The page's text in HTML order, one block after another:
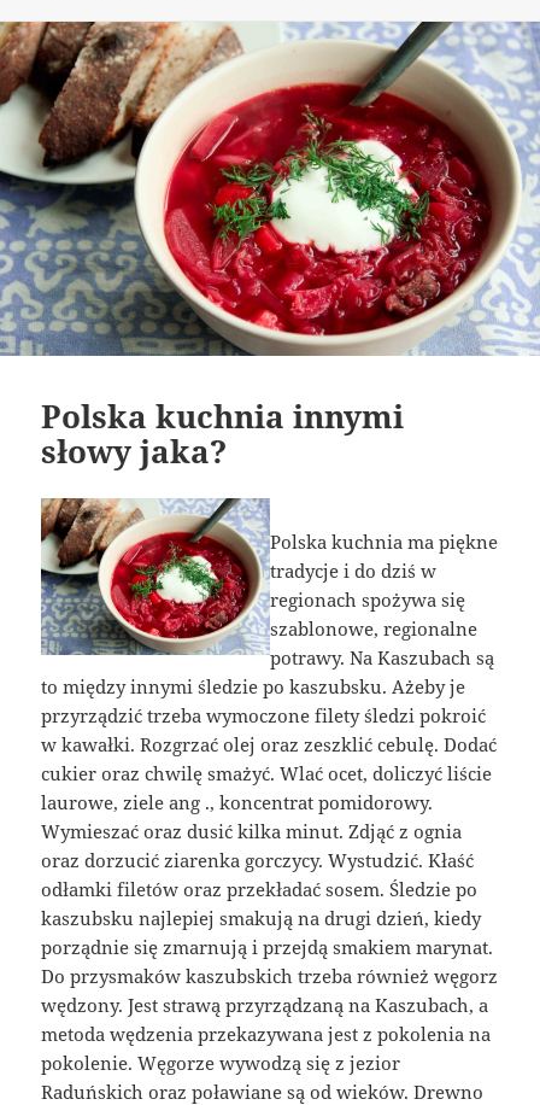
Polska kuchnia innymi
słowy jaka?
Polska kuchnia ma piękne
tradycje i do dziś w
regionach spożywa się
szablonowe, regionalne
potrawy. Na Kaszubach są
to między innymi śledzie po kaszubsku. Ażeby je
przyrządzić trzeba wymoczone filety śledzi pokroić
w kawałki. Rozgrzać olej oraz zeszklić cebulę. Dodać
cukier oraz chwilę smażyć. Wlać ocet, doliczyć liście
laurowe, ziele ang ., koncentrat pomidorowy.
Wymieszać oraz dusić kilka minut. Zdjąć z ognia
oraz dorzucić ziarenka gorczycy. Wystudzić. Kłaść
odłamki filetów oraz przekładać sosem. Śledzie po
kaszubsku najlepiej smakują na drugi dzień, kiedy
porządnie się zmarnują i przejdą smakiem marynat.
Do przysmaków kaszubskich trzeba również węgorz
wędzony. Jest strawą przyrządzaną na Kaszubach, a
metoda wędzenia przekazywana jest z pokolenia na
pokolenie. Węgorze wywodzą się z jezior
Raduńskich oraz poławiane są od wieków. Drewno